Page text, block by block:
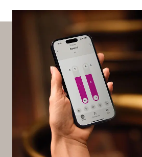
wykorzystanie ich przez
Demant odbywa się na
podstawie licencji.
Pozostałe znaki
towarowe i nazwy
handlowe są własnością
odpowiednich firm.
są